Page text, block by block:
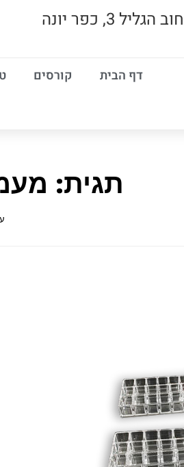
הגליל 3, כפר יונה
דף הבית קורסים
תגית: